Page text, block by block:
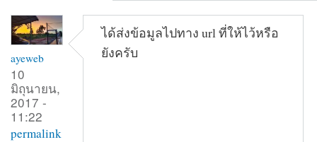
ayeweb
10
มิถุนายน,
2017 -
11:22
permalink
ได้ส่งข้อมูลไปทาง url ที่ให้ไว้หรือ
ยังครับ